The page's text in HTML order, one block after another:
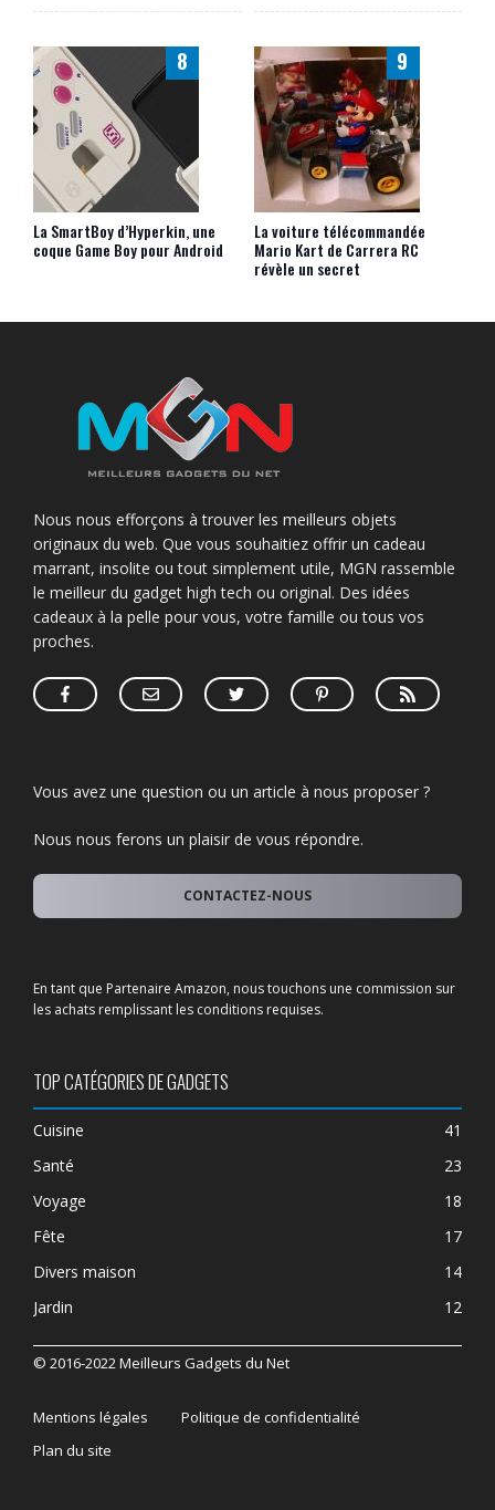
8
La SmartBoy d’Hyperkin, une
coque Game Boy pour Android
9
La voiture télécommandée
Mario Kart de Carrera RC
révèle un secret
Nous nous efforçons à trouver les meilleurs objets
originaux du web. Que vous souhaitiez offrir un cadeau
marrant, insolite ou tout simplement utile, MGN rassemble
le meilleur du gadget high tech ou original. Des idées
cadeaux à la pelle pour vous, votre famille ou tous vos
proches.
Vous avez une question ou un article à nous proposer ?
Nous nous ferons un plaisir de vous répondre.
CONTACTEZ-NOUS
En tant que Partenaire Amazon, nous touchons une commission sur
les achats remplissant les conditions requises.
TOP CATÉGORIES DE GADGETS
Cuisine
41
Santé
23
Voyage
18
Fête
17
Divers maison
14
Jardin
12
© 2016-2022 Meilleurs Gadgets du Net
Mentions légales
Politique de confidentialité
Plan du site